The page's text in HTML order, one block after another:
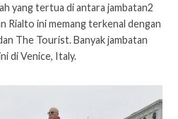
yang tertua di antara jambatan2
Rialto ini memang terkenal dengan
The Tourist. Banyak jambatan
di Venice, Italy.